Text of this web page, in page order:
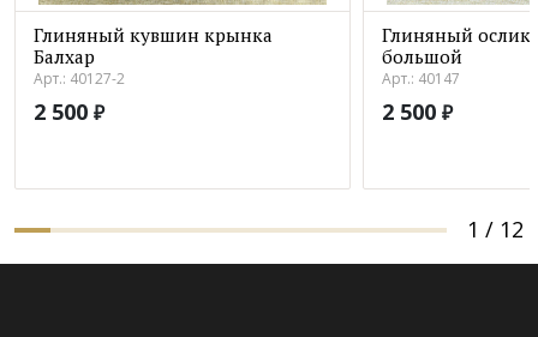
Глиняный кувшин крынка
Балхар
Арт.: 40127-2
2 500 ₽
Глиняный ослик
большой
Арт.: 40147
2 500 ₽
1 / 12